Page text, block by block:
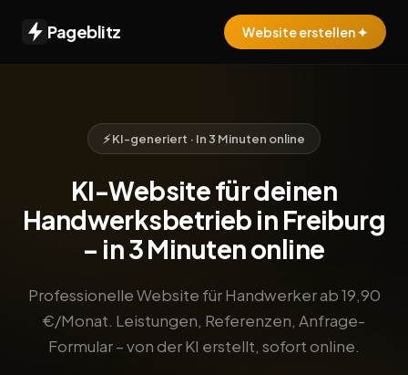
Pageblitz Website erstellen ✦
⚡ KI-generiert · In 3 Minuten online
KI-Website für deinen
Handwerksbetrieb in Freiburg
– in 3 Minuten online
Professionelle Website für Handwerker ab 19,90
€/Monat. Leistungen, Referenzen, Anfrage-
Formular – von der KI erstellt, sofort online.